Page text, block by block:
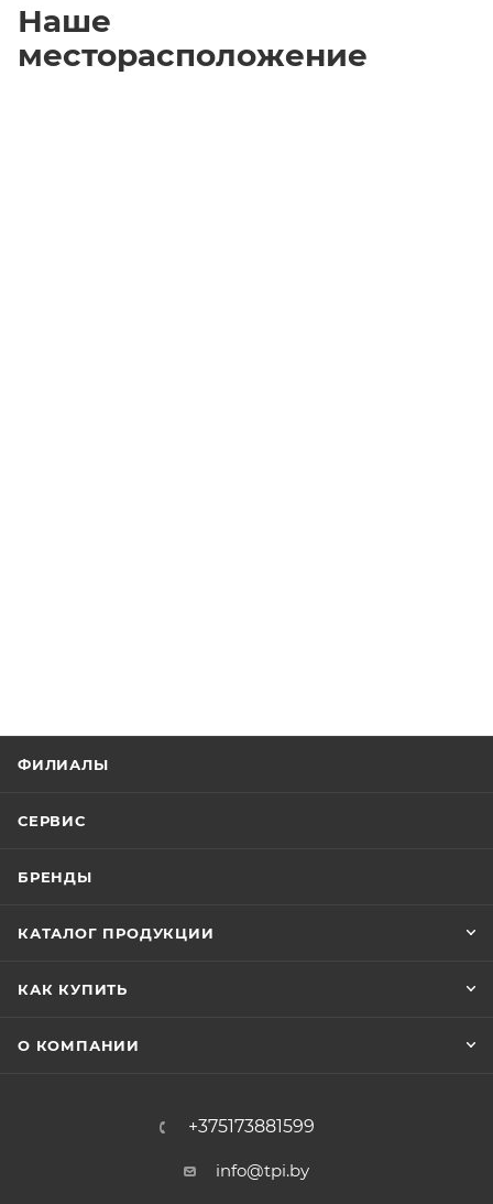
Наше
месторасположение
ФИЛИАЛЫ
СЕРВИС
БРЕНДЫ
КАТАЛОГ ПРОДУКЦИИ
КАК КУПИТЬ
О КОМПАНИИ
+375173881599
info@tpi.by